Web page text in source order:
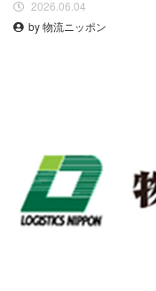
2026.06.04
by 物流ニッポン